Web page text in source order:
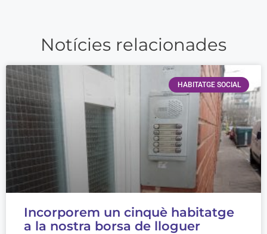
Notícies relacionades
HABITATGE SOCIAL
Incorporem un cinquè habitatge
a la nostra borsa de lloguer